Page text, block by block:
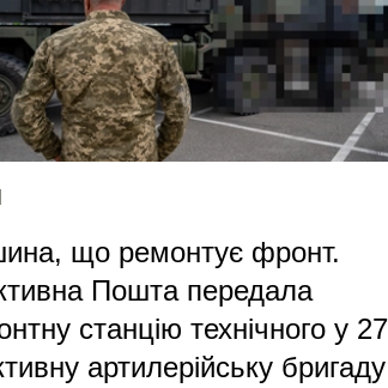
що ремонтує фронт.
Пошта передала
станцію технічного у
артилерійську